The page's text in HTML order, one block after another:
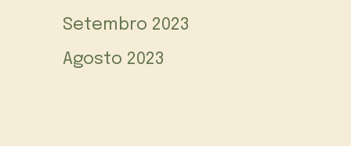
Setembro 2023
Agosto 2023